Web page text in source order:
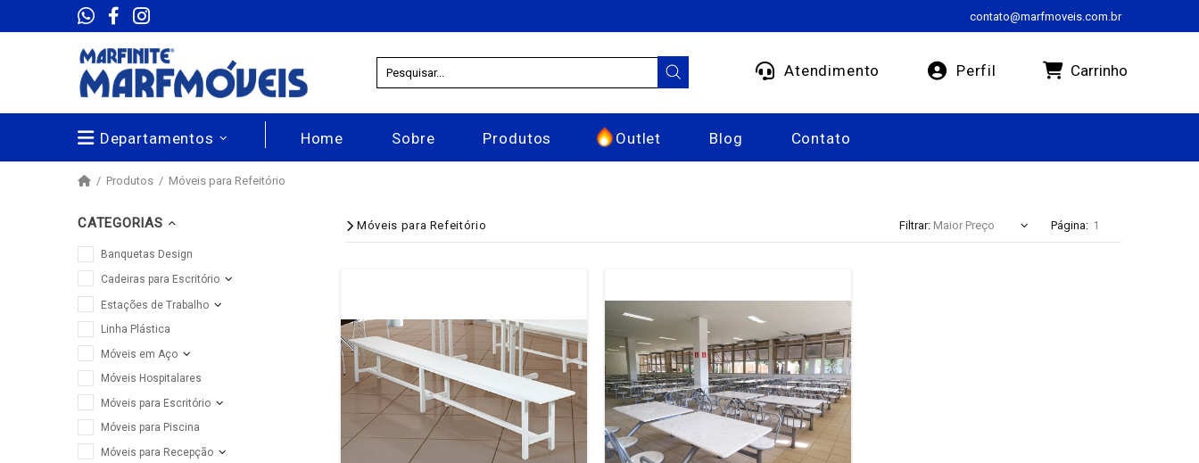
contato@marfmoveis.com.br
Atendimento Perfil Carrinho
Departamentos Home Sobre Produtos Outlet Blog Contato
Produtos Móveis para Refeitório
CATEGORIAS
Banquetas Design
Cadeiras para Escritório
Estações de Trabalho
Linha Plástica
Móveis em Aço
Móveis Hospitalares
Móveis para Escritório
Móveis para Piscina
Móveis para Recepção
Móveis para Refeitório Filtrar: Página: